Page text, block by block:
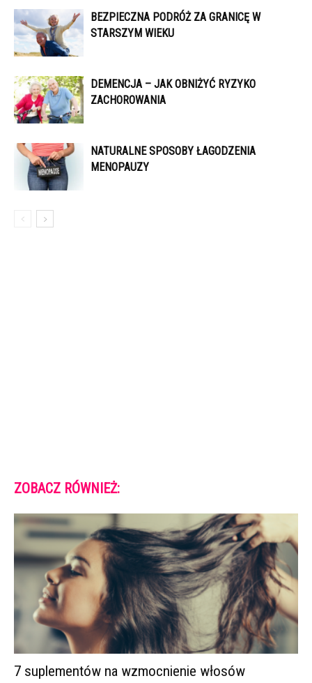
BEZPIECZNA PODRÓŻ ZA GRANICĘ W
STARSZYM WIEKU
DEMENCJA – JAK OBNIŻYĆ RYZYKO
ZACHOROWANIA
NATURALNE SPOSOBY ŁAGODZENIA
MENOPAUZY
ZOBACZ RÓWNIEŻ:
7 suplementów na wzmocnienie włosów